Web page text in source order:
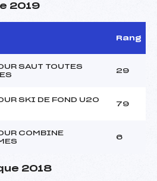
2019
Rang
SAUT TOUTES
29
SKI DE FOND U20
79
COMBINE
6
2018